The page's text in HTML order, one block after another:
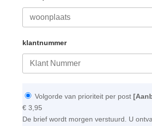
klantnummer
Volgorde van prioriteit per post
€ 3,95
De brief wordt morgen verstuurd. U